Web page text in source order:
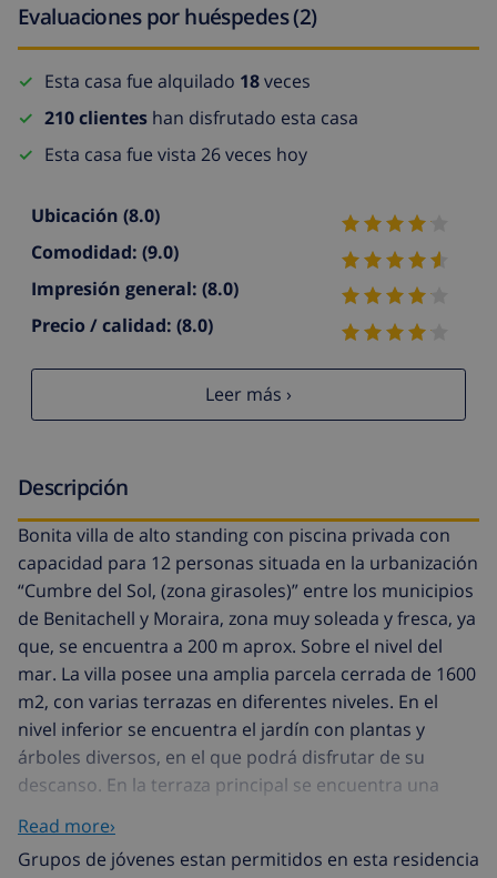
Evaluaciones por huéspedes (2)
Esta casa fue alquilado 18veces
210 clientes han disfrutado esta casa
Esta casa fue vista 26 veces hoy
Ubicación (8.0)
Comodidad: (9.0)
Impresión general: (8.0)
Precio / calidad: (8.0)
Leer más ›
Descripción
Bonita villa de alto standing con piscina privada con
capacidad para 12 personas situada en la urbanización
“Cumbre del Sol, (zona girasoles)” entre los municipios
de Benitachell y Moraira, zona muy soleada y fresca, ya
que, se encuentra a 200 m aprox. Sobre el nivel del
mar. La villa posee una amplia parcela cerrada de 1600
m2, con varias terrazas en diferentes niveles. En el
nivel inferior se encuentra el jardín con plantas y
árboles diversos, en el que podrá disfrutar de su
descanso. En la terraza principal se encuentra una
cubierto con muebles confortables de exterior. El
interior de la vivienda está dividido en 3 niveles con
Read more›
Grupos de jóvenes estan permitidos en esta residencia